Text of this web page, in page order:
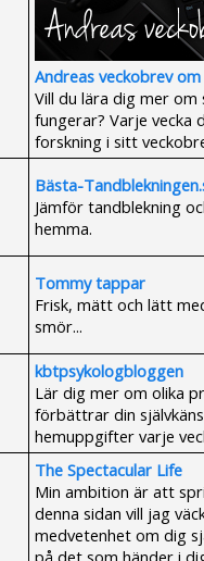
Andreas veckobrev
Vill du lära dig mer
fungerar? Varje vecka
forskning i sitt
Bästa-
Jämför tandblekning
hemma.
Tommy tappar
Frisk, mätt och lätt
smör...
kbtpsykologbloggen
Lär dig mer om olika
förbättrar din
hemuppgifter varje
The Spectacular Life
Min ambition är att
denna sidan vill jag
medvetenhet om dig
på det som händer i